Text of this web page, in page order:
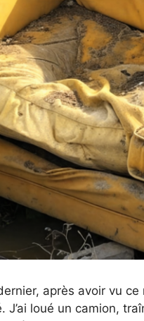
après avoir vu
J’ai loué un camion,